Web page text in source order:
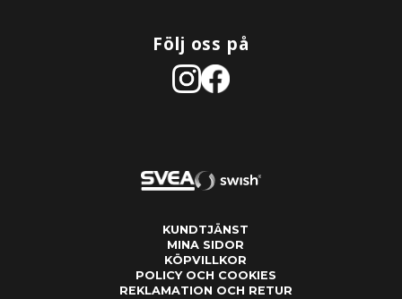
Följ oss på
KUNDTJÄNST
MINA SIDOR
KÖPVILLKOR
POLICY OCH COOKIES
REKLAMATION OCH RETUR